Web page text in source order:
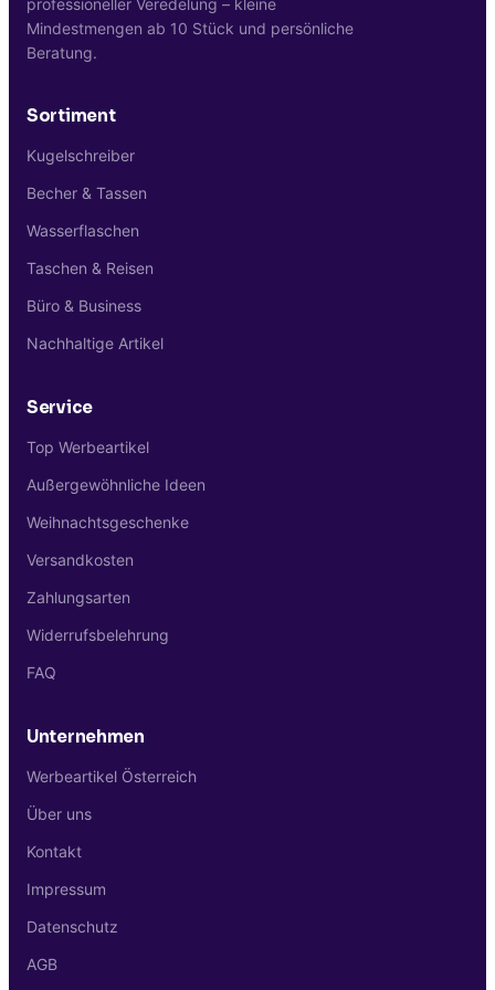
Profil.
Werbetrends.at sendet vor
Mindestmengen ab 10 Stück und persönliche
Beratung.
Sortiment
Kugelschreiber
Becher & Tassen
Wasserflaschen
Taschen & Reisen
Büro & Business
Nachhaltige Artikel
Service
Top Werbeartikel
Außergewöhnliche Ideen
Weihnachtsgeschenke
Versandkosten
Zahlungsarten
Widerrufsbelehrung
FAQ
Unternehmen
Werbeartikel Österreich
Über uns
Kontakt
Impressum
Datenschutz
AGB